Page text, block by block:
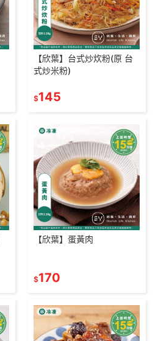
【欣葉】台式炒炊粉(原 台
式炒米粉)
$145
【欣葉】蛋黃肉
$170